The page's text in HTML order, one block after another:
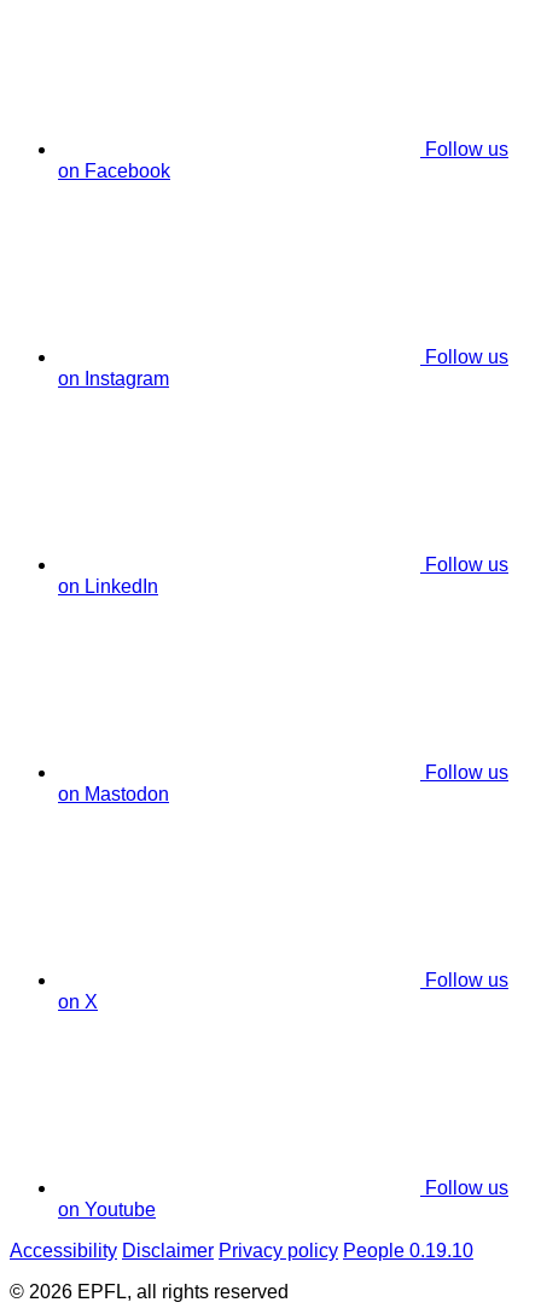
Follow us
on Facebook
Follow us
on Instagram
Follow us
on LinkedIn
Follow us
on Mastodon
Follow us
on X
Follow us
on Youtube
Accessibility Disclaimer Privacy policy People 0.19.10
© 2026 EPFL, all rights reserved